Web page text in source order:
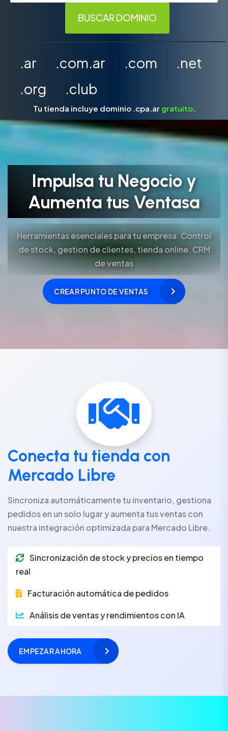
.ar .com.ar .com
.net
.org
.club
Tu tienda incluye dominio .cpa.ar gratuito.
Impulsa tu Negocio y
Aumenta tus Ventasa
Herramientas esenciales para tu empresa. Control
de stock, gestion de clientes, tienda online. CRM
de ventas
CREAR PUNTO DE VENTAS
Conecta tu tienda con
Mercado Libre
Sincroniza automáticamente tu inventario, gestiona
pedidos en un solo lugar y aumenta tus ventas con
nuestra integración optimizada para Mercado Libre.
Sincronización de stock y precios en tiempo
real
Facturación automática de pedidos
Análisis de ventas y rendimientos con IA
EMPEZAR AHORA